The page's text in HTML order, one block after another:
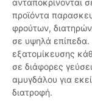
ανταποκρίνονται
προϊόντα
φρούτων,
σε υψηλά επίπεδα.
εξατομίκευσης
σε διάφορες
αμυγδάλου για
διατροφή.